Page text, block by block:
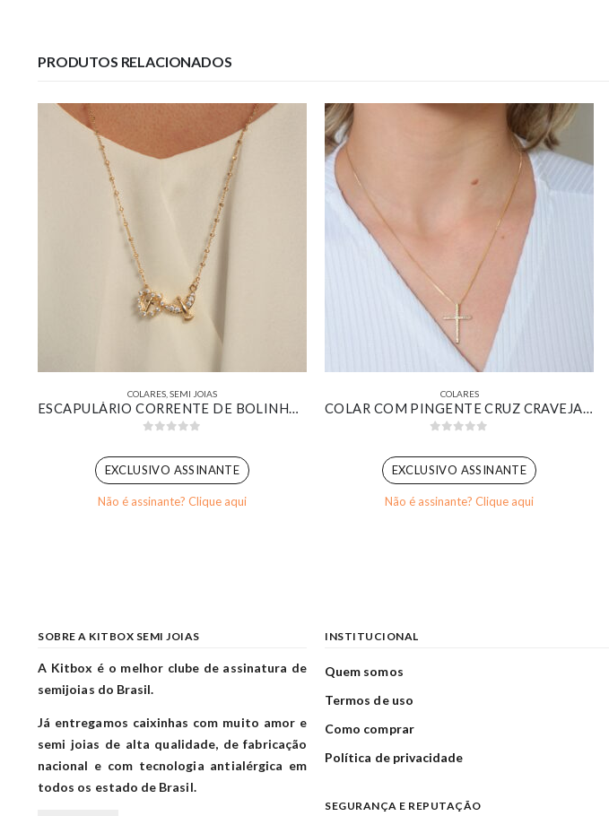
PRODUTOS RELACIONADOS
COLARES SEMI JOIAS
ESCAPULÁRIO CORRENTE DE BOLINHAS COM PINGENTE DE CORAÇÃO COM CRUZ AO MEIO E ESPIRITO SANTO CRAVEJADO BANHADO EM OURO 18K
EXCLUSIVO ASSINANTE
Não é assinante? Clique aqui
COLARES
COLAR COM PINGENTE CRUZ CRAVEJADO BANHADO EM OURO 18K
EXCLUSIVO ASSINANTE
Não é assinante? Clique aqui
SOBRE A KITBOX SEMI JOIAS
A Kitbox é o melhor clube de assinatura de
semijoias do Brasil.
Já entregamos caixinhas com muito amor e
semi joias de alta qualidade, de fabricação
nacional e com tecnologia antialérgica em
todos os estado de Brasil.
INSTITUCIONAL
Quem somos
Termos de uso
Como comprar
Política de privacidade
SEGURANÇA E REPUTAÇÃO